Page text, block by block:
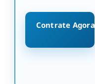
Contrate Agora